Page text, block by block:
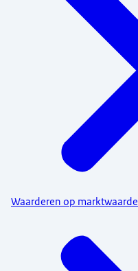
Waarderen op marktwaarde